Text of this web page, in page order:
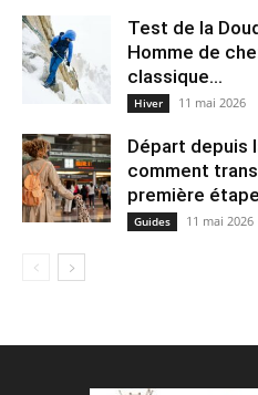
Test de la
Homme de
classique...
Hiver 11 mai 2026
Départ depuis
comment
pre⁠mière
Guides 11 mai 2026